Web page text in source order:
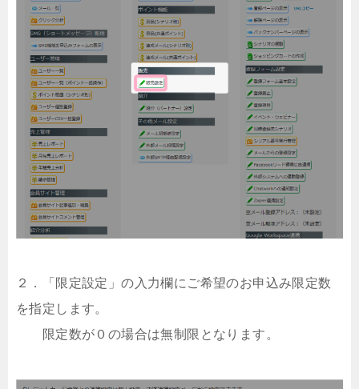
２．「限定設定」の入力欄にご希望のお申込み限定数
を指定します。
限定数が０の場合は無制限となります。